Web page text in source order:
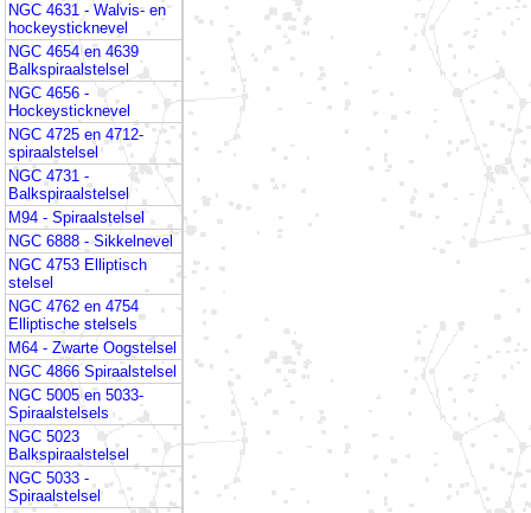
NGC 4631 - Walvis- en
hockeysticknevel
NGC 4654 en 4639
Balkspiraalstelsel
NGC 4656 -
Hockeysticknevel
NGC 4725 en 4712-
spiraalstelsel
NGC 4731 -
Balkspiraalstelsel
M94 - Spiraalstelsel
NGC 6888 - Sikkelnevel
NGC 4753 Elliptisch
stelsel
NGC 4762 en 4754
Elliptische stelsels
M64 - Zwarte Oogstelsel
NGC 4866 Spiraalstelsel
NGC 5005 en 5033-
Spiraalstelsels
NGC 5023
Balkspiraalstelsel
NGC 5033 -
Spiraalstelsel